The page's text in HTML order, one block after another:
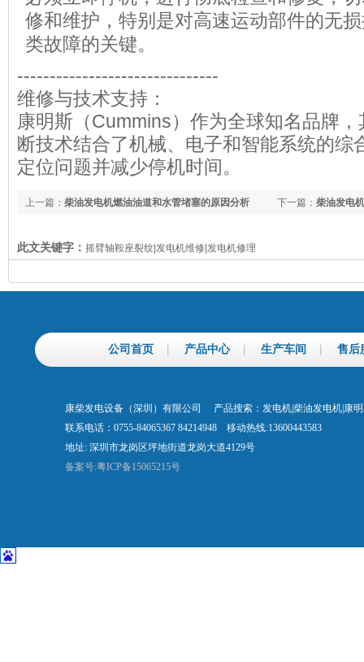
修和维护，特别是对高速运动部件的无
类故障的关键。
-------------------------------
维修与技术支持：
康明斯（Cummins）作为全球知名品牌
断技术结合了机械、电子和智能系统的综
定位问题并减少停机时间。
下一篇： 柴油发电
上一篇： 柴油发电机燃油油道和水管堵塞的原因分析
此文关键字： 摇臂轴鞍座裂纹|发电机维修|发电机修理
公司首页 产品中心 生产车间 售后
康柴发电设备（深圳）有限公司 产品搜索：发电机|柴油发电机|康
联系电话：0755-84065367 84214948 移动热线:13600443583
地址: 深圳市龙岗区坪地街道龙岗大道4129号
备案号:粤ICP备15065215号